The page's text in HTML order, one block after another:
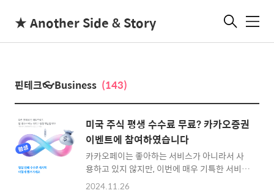
★ Another Side & Story 메
핀테크👓Business (143)
미국 주식 평생 수수료 무료? 카카오증권
이벤트에 참여하였습니다
카카오페이는 좋아하는 서비스가 아니라서 사
용하고 있지 않지만, 이번에 매우 기특한 서비스
를 시작하더군요.바로 평생 판매 수수료 캐시백
2024.11.26